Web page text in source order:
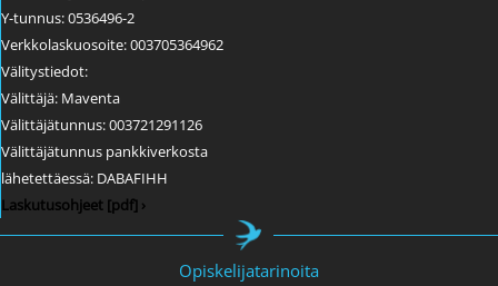
Y-tunnus: 0536496-2
Verkkolaskuosoite: 003705364962
Välitystiedot:
Välittäjä: Maventa
Välittäjätunnus: 003721291126
Välittäjätunnus pankkiverkosta
lähetettäessä: DABAFIHH
Laskutusohjeet [pdf] ›
Opiskelijatarinoita